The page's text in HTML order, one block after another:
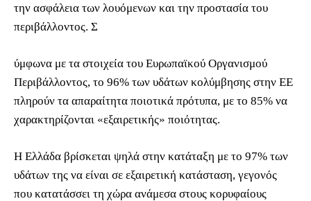
την ασφάλεια των λουόμενων και την προστασία του
περιβάλλοντος. Σ
ύμφωνα με τα στοιχεία του Ευρωπαϊκού Οργανισμού
Περιβάλλοντος, το 96% των υδάτων κολύμβησης στην ΕΕ
πληρούν τα απαραίτητα ποιοτικά πρότυπα, με το 85% να
χαρακτηρίζονται «εξαιρετικής» ποιότητας.
Η Ελλάδα βρίσκεται ψηλά στην κατάταξη με το 97% των
υδάτων της να είναι σε εξαιρετική κατάσταση, γεγονός
που κατατάσσει τη χώρα ανάμεσα στους κορυφαίους